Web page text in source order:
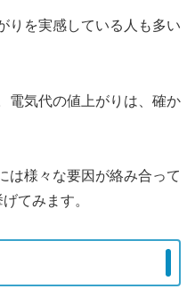
りを実感している人も多い
電気代の値上がりは、確か
は様々な要因が絡み合って
てみます。